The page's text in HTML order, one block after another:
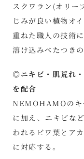
スクワラン(オリー
じみが良い植物オ
重ねた職人の技術
溶け込みべたつき
◎ニキビ・肌荒れ
を配合
NEMOHAMOのキ
に加え、ニキビな
われるビワ葉とア
に対応する。